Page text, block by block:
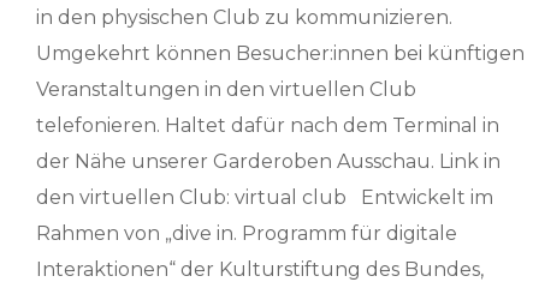
in den physischen Club zu kommunizieren.
Umgekehrt können Besucher:innen bei künftigen
Veranstaltungen in den virtuellen Club
telefonieren. Haltet dafür nach dem Terminal in
der Nähe unserer Garderoben Ausschau. Link in
den virtuellen Club: virtual club Entwickelt im
Rahmen von „dive in. Programm für digitale
Interaktionen“ der Kulturstiftung des Bundes,